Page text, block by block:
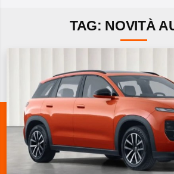
TAG: NOVITÀ